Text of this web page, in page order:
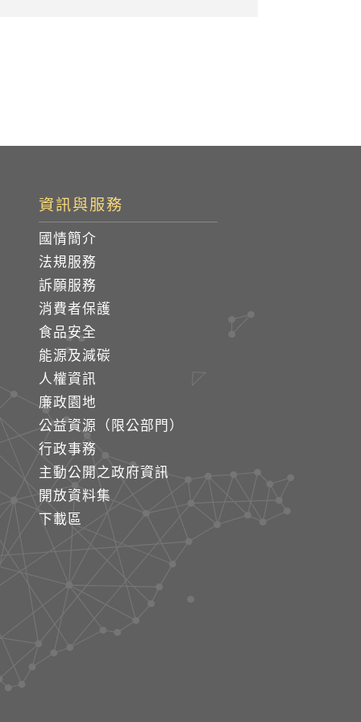
資訊與服務
國情簡介
法規服務
訴願服務
消費者保護
食品安全
能源及減碳
人權資訊
廉政園地
公益資源（限公部門）
行政事務
主動公開之政府資訊
開放資料集
下載區